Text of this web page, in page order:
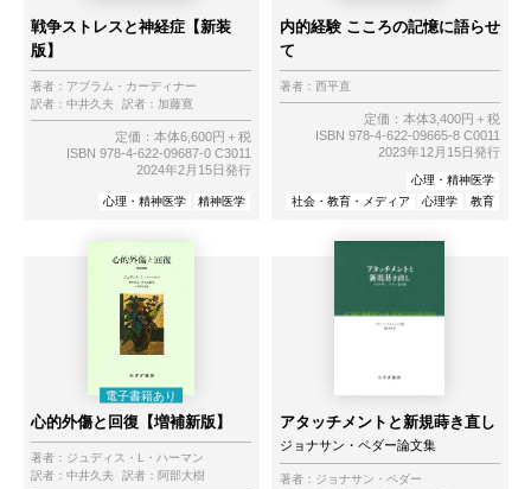
戦争ストレスと神経症【新装
版】
著者： アブラム・カーディナー
訳者： 中井久夫 訳者： 加藤寛
定価：本体6,600円＋税
ISBN 978-4-622-09687-0 C3011
2024年2月15日発行
心理・精神医学 精神医学
内的経験 こころの記憶に語らせ
て
著者： 西平直
定価：本体3,400円＋税
ISBN 978-4-622-09665-8 C0011
2023年12月15日発行
心理・精神医学
社会・教育・メディア
心理学 教育
心的外傷と回復【増補新版】
著者： ジュディス・L・ハーマン
訳者： 中井久夫 訳者： 阿部大樹
アタッチメントと新規蒔き直し
ジョナサン・ペダー論文集
著者： ジョナサン・ペダー